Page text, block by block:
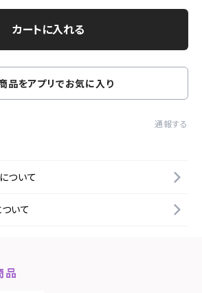
カートに入れる
品をアプリでお気に入り
通報する
ついて
いて
品